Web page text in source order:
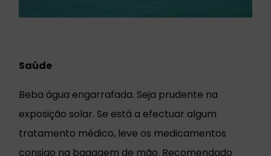
Saúde
Beba água engarrafada. Seja prudente na
exposição solar. Se está a efectuar algum
tratamento médico, leve os medicamentos
consigo na bagagem de mão. Recomendado